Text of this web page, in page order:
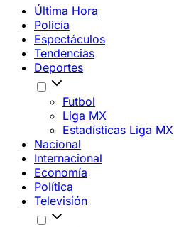
Última Hora
Policía
Espectáculos
Tendencias
Deportes
Futbol
Liga MX
Estadísticas Liga MX
Nacional
Internacional
Economía
Política
Televisión